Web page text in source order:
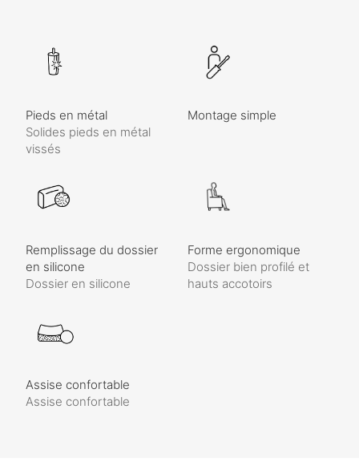
Pieds en métal
Solides pieds en métal
vissés
Montage simple
Remplissage du dossier
en silicone
Dossier en silicone
Forme ergonomique
Dossier bien profilé et
hauts accotoirs
Assise confortable
Assise confortable